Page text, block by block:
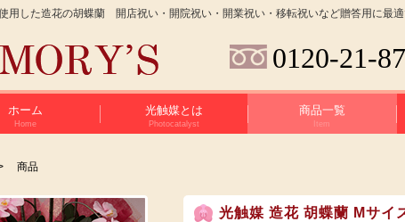
用した造花の胡蝶蘭 開店祝い・開院祝い・開業祝い・移転祝いなど贈答用に最適
0120-21-
ホーム
Home
光触媒とは
Photocatalyst
商品一覧
Item
商品
光触媒 造花 胡蝶蘭 Mサイ